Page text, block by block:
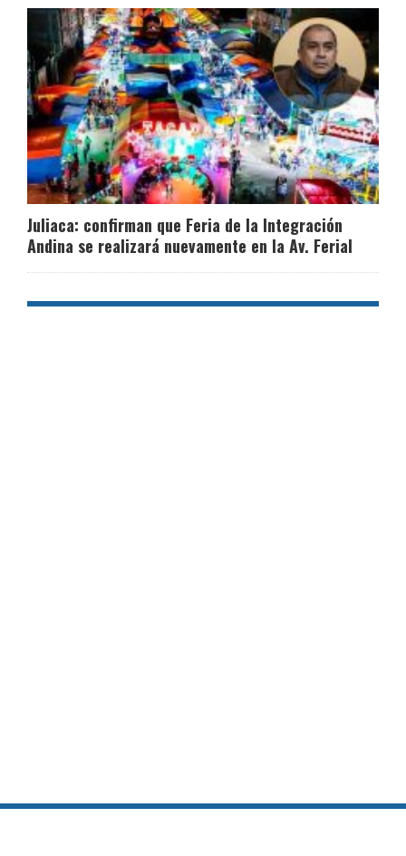
Juliaca: confirman que Feria de la Integración
Andina se realizará nuevamente en la Av. Ferial